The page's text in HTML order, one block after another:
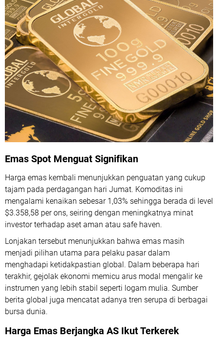
Emas Spot Menguat Signifikan
Harga emas kembali menunjukkan penguatan yang cukup
tajam pada perdagangan hari Jumat. Komoditas ini
mengalami kenaikan sebesar 1,03% sehingga berada di level
$3.358,58 per ons, seiring dengan meningkatnya minat
investor terhadap aset aman atau safe haven.
Lonjakan tersebut menunjukkan bahwa emas masih
menjadi pilihan utama para pelaku pasar dalam
menghadapi ketidakpastian global. Dalam beberapa hari
terakhir, gejolak ekonomi memicu arus modal mengalir ke
instrumen yang lebih stabil seperti logam mulia. Sumber
berita global juga mencatat adanya tren serupa di berbagai
bursa dunia.
Harga Emas Berjangka AS Ikut Terkerek